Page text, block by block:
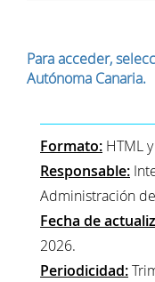
Para acceder,
Autónoma Canaria.
Formato: HTML
Responsable:
Administración
Fecha de
2026.
Periodicidad: